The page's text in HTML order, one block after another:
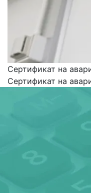
Сертификат на
Сертификат на